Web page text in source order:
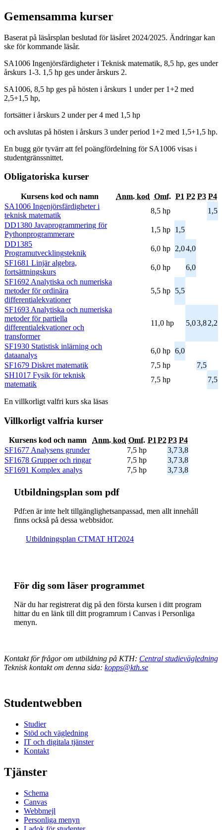
Gemensamma kurser
Baserat på läsårsplan beslutad för läsåret 2024/2025. Ändringar kan
ske för kommande läsår.
SA1006 Ingenjörsfärdigheter i Teknisk matematik, 8,5 hp, ges under
årskurs 1-3. 1,5 hp ges under årskurs 2.
SA1006, 8,5 hp ges på hösten i årskurs 1 under per 1+2 med
2,5+1,5 hp,
fortsätter i årskurs 2 under per 4 med 1,5 hp
och avslutas på hösten i årskurs 3 under period 1+2 med 1,5+1,5 hp.
En bugg gör tyvärr att fel poängfördelning för SA1006 visas i
studentgränssnittet.
Obligatoriska kurser
Kursens kod och namn Anm. kod Omf. P1 P2 P3 P4
SA1006 Ingenjörsfärdigheter i
teknisk matematik
8,5 hp
1,5
DD1380 Javaprogrammering för
Pythonprogrammerare
1,5 hp 1,5
DD1385
Programutvecklingsteknik
6,0 hp 2,04,0
SF1681 Linjär algebra,
fortsättningskurs
6,0 hp
6,0
SF1692 Analytiska och numeriska
metoder för ordinära
differentialekvationer
5,5 hp 5,5
SF1693 Analytiska och numeriska
metoder för partiella
differentialekvationer och
transformer
11,0 hp 5,03,82,2
SF1930 Statistisk inlärning och
dataanalys
6,0 hp 6,0
SF1679 Diskret matematik
7,5 hp
7,5
SH1017 Fysik för teknisk
matematik
7,5 hp 7,5
En villkorligt valfri kurs ska läsas
Villkorligt valfria kurser
Kursens kod och namn Anm. kod Omf. P1 P2P3 P4
SF1677 Analysens grunder
7,5 hp 3,73,8
SF1678 Grupper och ringar
7,5 hp 3,73,8
SF1691 Komplex analys
7,5 hp 3,73,8
Ut­bild­nings­plan som pdf
Pdf:en är inte helt till­gäng­lig­hets­an­pas­sad, men allt inne­håll
finns också på dessa webb­sidor.
Ut­bild­nings­plan CTMAT HT2024
För dig som läser programmet
När du har registrerat dig på den första kursen i ditt program
hittar du en länk till ditt programrum i Canvas i Personliga
menyn.
Kontakt för frågor om utbildning på KTH: Central studievägledning
Teknisk kontakt om denna sida: kopps@kth.se
Studentwebben
Studier
Stöd och vägledning
IT och digitala tjänster
Kontakt
Tjänster
Schema
Canvas
Webbmejl
Personliga menyn